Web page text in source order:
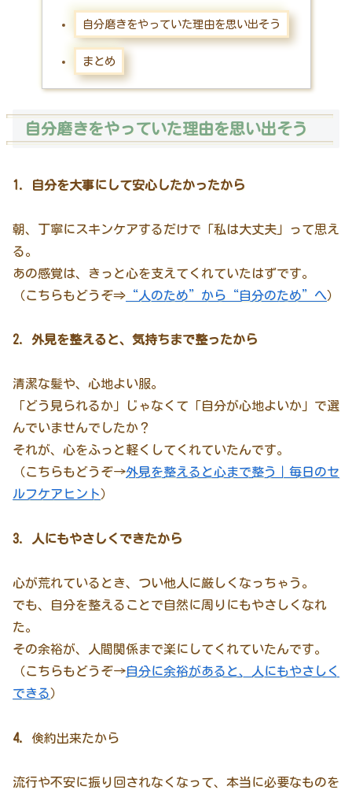
自分磨きをやっていた理由を思い出そう
まとめ
自分磨きをやっていた理由を思い出そう
1. 自分を大事にして安心したかったから
朝、丁寧にスキンケアするだけで「私は大丈夫」って思え
る。
あの感覚は、きっと心を支えてくれていたはずです。
（こちらもどうぞ⇒ “人のため”から“自分のため”へ）
2. 外見を整えると、気持ちまで整ったから
清潔な髪や、心地よい服。
「どう見られるか」じゃなくて「自分が心地よいか」で選
んでいませんでしたか？
それが、心をふっと軽くしてくれていたんです。
（こちらもどうぞ→外見を整えると心まで整う｜毎日のセ
ルフケアヒント）
3. 人にもやさしくできたから
心が荒れているとき、つい他人に厳しくなっちゃう。
でも、自分を整えることで自然に周りにもやさしくなれ
た。
その余裕が、人間関係まで楽にしてくれていたんです。
（こちらもどうぞ→自分に余裕があると、人にもやさしく
できる）
4. 倹約出来たから
流行や不安に振り回されなくなって、本当に必要なものを